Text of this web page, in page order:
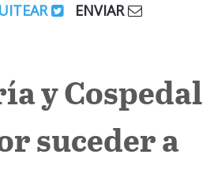
ENVIAR
y Cospedal
suceder a